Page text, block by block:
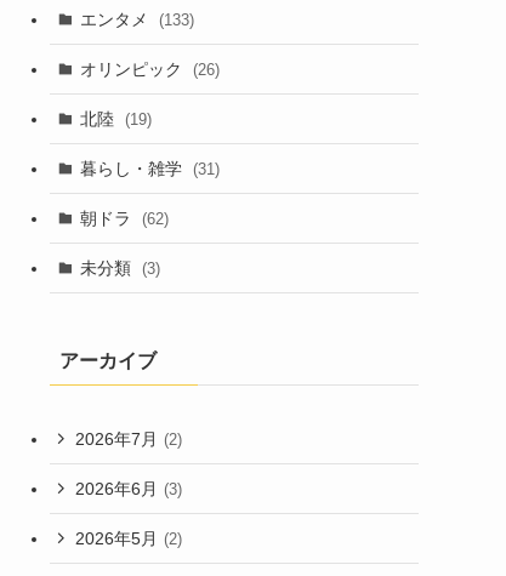
エンタメ (133)
オリンピック (26)
北陸 (19)
暮らし・雑学 (31)
朝ドラ (62)
未分類 (3)
アーカイブ
2026年7月 (2)
2026年6月 (3)
2026年5月 (2)